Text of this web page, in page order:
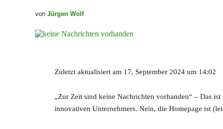
von Jürgen Wolf
Zuletzt aktualisiert am 17. September 2024 um 14:02
„Zur Zeit sind keine Nachrichten vorhanden“ – Das
innovativen Unternehmers. Nein, die Homepage ist